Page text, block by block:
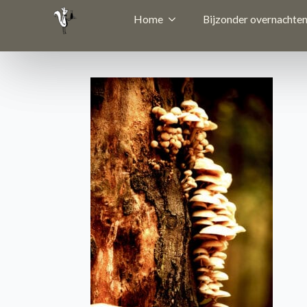
Home Bijzonder overnachten